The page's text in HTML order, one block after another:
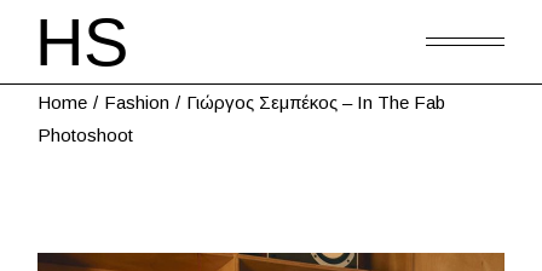
Home Fashion
Γιώργος Σεμπέκος – In The Fab
Photoshoot